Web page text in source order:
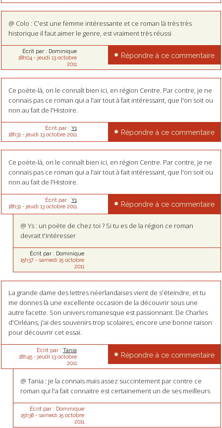
@ Colo : C'est une femme intéressante et ce roman là très très
historique il faut aimer le genre, est vraiment très réussi
Écrit par : Dominique
18h04 - jeudi 13 octobre
2011
Répondre à ce commentaire
Ce poète-là, on le connaît bien ici, en région Centre. Par contre, je ne
connais pas ce roman qui a l'air tout à fait intéressant, que l'on soit ou
non au fait de l'Histoire.
Écrit par : Ys
18h31 - jeudi 13 octobre 2011 Répondre à ce commentaire
Ce poète-là, on le connaît bien ici, en région Centre. Par contre, je ne
connais pas ce roman qui a l'air tout à fait intéressant, que l'on soit ou
non au fait de l'Histoire.
Écrit par : Ys
18h31 - jeudi 13 octobre 2011 Répondre à ce commentaire
@ Ys : un poète de chez toi ? Si tu es de la région ce roman
devrait t'intéresser
Écrit par : Dominique
15h37- samedi 15 octobre
2011
La grande dame des lettres néerlandaises vient de s'éteindre, et tu
me donnes là une excellente occasion de la découvrir sous une
autre facette. Son univers romanesque est passionnant. De Charles
d'Orléans, j'ai des souvenirs trop scolaires, encore une bonne raison
pour découvrir cet essai.
Écrit par : Tania
18h45- jeudi 13 octobre
2011
Répondre à ce commentaire
@ Tania : je la connais mais assez succintement par contre ce
roman qui l'a fait connaitre est certainement un de ses meilleurs
Écrit par : Dominique
15h38- samedi 15 octobre
2011